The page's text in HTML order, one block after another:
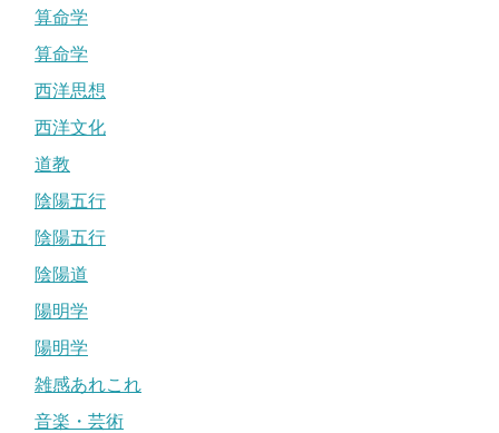
算命学
算命学
西洋思想
西洋文化
道教
陰陽五行
陰陽五行
陰陽道
陽明学
陽明学
雑感あれこれ
音楽・芸術